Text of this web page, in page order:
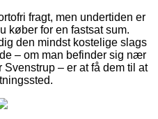
fragt, men undertiden er
køber for en fastsat sum.
den mindst kostelige slags
– om man befinder sig nær
– er at få dem til at